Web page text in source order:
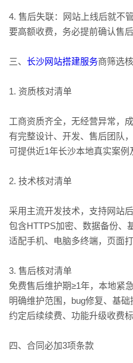
4. 售后失联：网站上线后就不
要高额收费，务必提前确认售后
三、 长沙网站搭建服务商筛选
1. 资质核对清单
工商资质齐全，无经营异常，
有完整设计、开发、售后团队
可提供近1年长沙本地真实案例
2. 技术核对清单
采用主流开发技术，支持网站
包含HTTPS加密、数据备份、
适配手机、电脑多终端，页面
3. 售后核对清单
免费售后维护期≥1年，本地紧
明确维护范围，bug修复、基础
约定后续续费、功能升级收费
四、合同必加3项条款